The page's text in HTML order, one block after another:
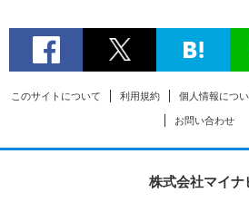
このサイトについて 利用規約 個人情報につ
お問い合わせ
株式会社マイナ